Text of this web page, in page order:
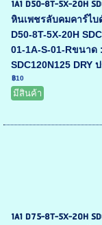
1A1 D50-8T-5X-20H
หินเพชรลับคมคาร์ไบ
D50-8T-5X-20H
01-1A-S-01-Rขนาด
SDC120N125 DRY
฿10
มีสินค้า
1A1 D75-8T-5X-20H